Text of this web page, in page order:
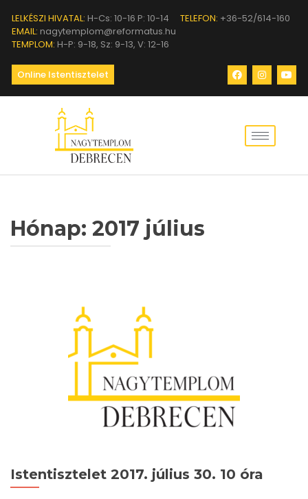
LELKÉSZI HIVATAL: H-Cs: 10-16 P: 10-14 TELEFON: +36-52/614-160
EMAIL: nagytemplom@reformatus.hu
TEMPLOM: H-P: 9-18, Sz: 9-13, V: 12-16
Online Istentisztelet
Hónap: 2017 július
Istentisztelet 2017. július 30. 10 óra